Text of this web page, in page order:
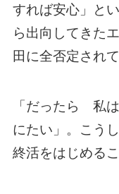
すれば安心」と
ら出向してきた
田に全否定されて
「だったら 私
にたい」。こう
終活をはじめる